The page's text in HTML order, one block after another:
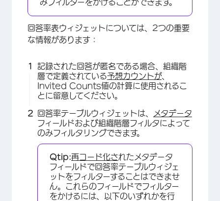
みフィルターをかけることができます。
回答率表ウィジェットについては、2つの重要
な情報があります：
記録された回答が匿名である場合、組織階
層で定義されている予想カウントが、
Invited Counts値の計算に使用されるこ
とに留意してください。
回答率テーブルウィジェットは、
メタデータ
フィールドおよび組織階層フィルタによって
のみフィルタリングできます。
Qtip:再コード化されたメタデータ
フィールドで回答率テーブルウィジェ
ットをフィルターすることはできませ
ん。これらのフィールドでフィルター
をかけるには、以下のいずれかを行